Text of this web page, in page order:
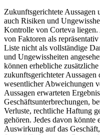
Zukunftsgerichtete Aussagen
auch Risiken und
Kontrolle von Corteva liegen.
von Faktoren als
Liste nicht als vollständige
und Ungewissheiten
können erhebliche
zukunftsgerichteter Aussagen
wesentlicher Abweichungen
Aussagen erwarteten
Geschäftsunterbrechungen,
Verluste, rechtliche Haftung
gehören. Jedes davon könnte
Auswirkung auf das